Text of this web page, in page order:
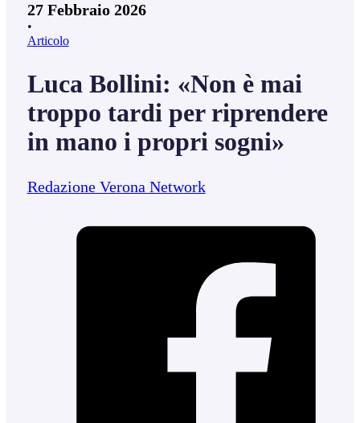
27 Febbraio 2026
•
Articolo
Luca Bollini: «Non è mai
troppo tardi per riprendere
in mano i propri sogni»
Redazione Verona Network